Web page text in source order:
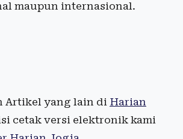
maupun internasional.
Artikel yang lain di Harian
cetak versi elektronik kami